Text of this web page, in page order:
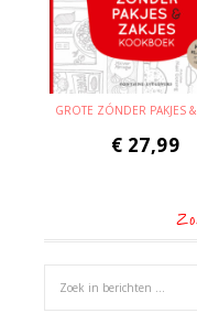
GROTE ZÓNDER PAKJES &
€ 27,99